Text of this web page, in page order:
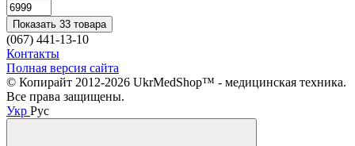
Показать 33 товара
(067) 441-13-10
Контакты
Полная версия сайта
© Копирайт 2012-2026 UkrMedShop™ - медицинская техника.
Все права защищены.
Укр Рус